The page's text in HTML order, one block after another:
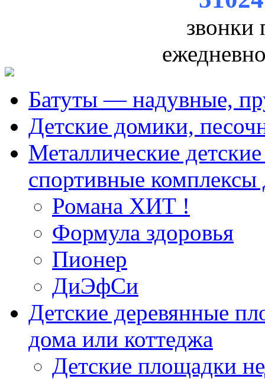
звонки
Батуты — надувные,
Детские домики,
Металлические
спортивные комплексы
Романа ХИТ !
Формула здоровья
Пионер
ДиЭфСи
Детские деревянные
дома или коттеджа
Детские площадки